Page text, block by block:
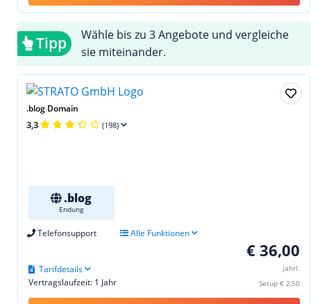
Tipp
Wähle bis zu 3 Angebote und vergleiche
sie miteinander.
.blog Domain
3,3 (198)
.blog
Endung
Telefonsupport Alle Funktionen
€ 36,00
jährl.
Setup € 2,50
Vertragslaufzeit: 1 Jahr
Tarifdetails